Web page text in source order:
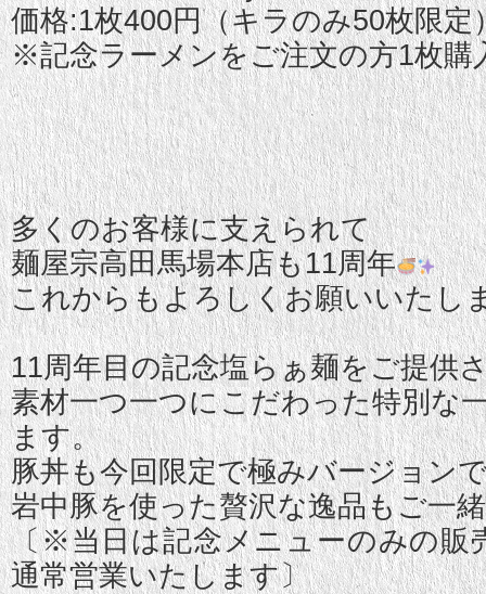
価格:1枚400円（キラのみ50枚限定
※記念ラーメンをご注文の方1枚購
多くのお客様に支えられて
麺屋宗高田馬場本店も11周年
これからもよろしくお願いいたし
11周年目の記念塩らぁ麺をご提供
素材一つ一つにこだわった特別な
ます。
豚丼も今回限定で極みバージョン
岩中豚を使った贅沢な逸品もご一
〔※当日は記念メニューのみの販
通常営業いたします〕